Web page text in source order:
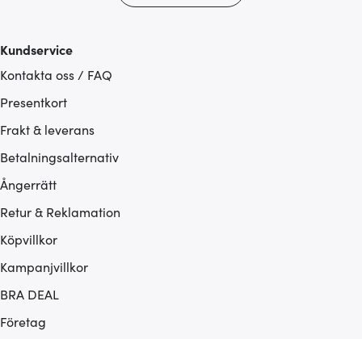
Kundservice
Kontakta oss / FAQ
Presentkort
Frakt & leverans
Betalningsalternativ
Ångerrätt
Retur & Reklamation
Köpvillkor
Kampanjvillkor
BRA DEAL
Företag